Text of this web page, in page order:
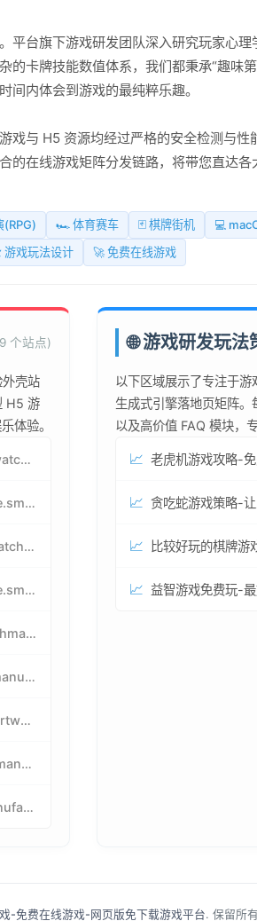
台旗下游戏研发团队深入研究玩家心
卡牌技能数值体系，我们都秉承“趣味
内体会到游戏的最纯粹乐趣。
与 H5 资源均经过严格的安全检测与性
在线游戏矩阵分发链路，将带您直达
🏎️ 体育赛车 🃏 棋牌街机 💻
戏玩法设计
🚀 免费在线游戏
个站点)
壳站
H5 游
体验。
jenga-lown-game.smartwatchmanufacturer.cn
snake-eating-apple-game.smartwatchmanufacturer.cn
tic-tac-toe-game.smartwatchmanufacturer.cn
particle-elimination-game.smartwatchmanufacturer.cn
pacman-game.smartwatchmanufacturer.cn
tetris-game.smartwatchmanufacturer.cn
whack-a-mole-game.smartwatchmanufacturer.cn
snake-game.smartwatchmanufacturer.cn
birdgame.smartwatchmanufacturer.cn
🌐 游戏研发玩
以下区域展示了专注于
生成式引擎落地页矩阵
以及高价值 FAQ 模块，
📈
📈
📈
📈
-免费在线游戏-网页版免下载游戏平台. 保留所